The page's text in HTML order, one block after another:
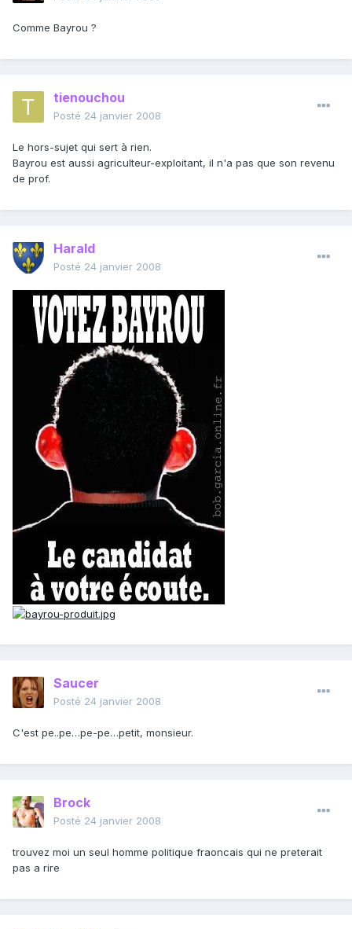
Comme Bayrou ?
tienouchou
Posté 24 janvier 2008
Le hors-sujet qui sert à rien.
Bayrou est aussi agriculteur-exploitant, il n'a pas que son revenu
de prof.
Harald
Posté 24 janvier 2008
Saucer
Posté 24 janvier 2008
C'est pe..pe…pe-pe…petit, monsieur.
Brock
Posté 24 janvier 2008
trouvez moi un seul homme politique fraoncais qui ne preterait
pas a rire